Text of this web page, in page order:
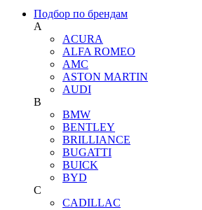
Подбор по брендам
A
ACURA
ALFA ROMEO
AMC
ASTON MARTIN
AUDI
B
BMW
BENTLEY
BRILLIANCE
BUGATTI
BUICK
BYD
C
CADILLAC